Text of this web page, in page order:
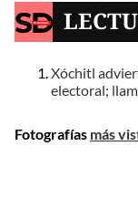
Xóchitl
electoral;
Fotografías más